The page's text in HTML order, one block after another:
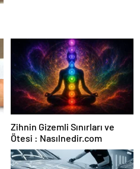
Zihnin Gizemli Sınırları ve
Ötesi : Nasılnedir.com